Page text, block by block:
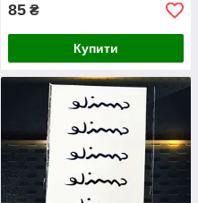
85 ₴
Купити